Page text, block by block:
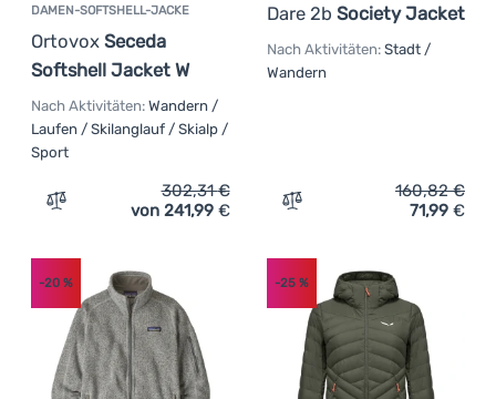
DAMEN-SOFTSHELL-JACKE
Ortovox Seceda
Softshell Jacket W
Nach Aktivitäten: Wandern /
Laufen / Skilanglauf / Skialp /
Sport
Zum Vergleich 'Damen-Softshell-Jacke Ortovox
302,31€
von 241,99 €
Dare 2b Society Jacket
Nach Aktivitäten: Stadt /
Wandern
Zum Vergleich
160,82€
71,99 €
-20 % -25%